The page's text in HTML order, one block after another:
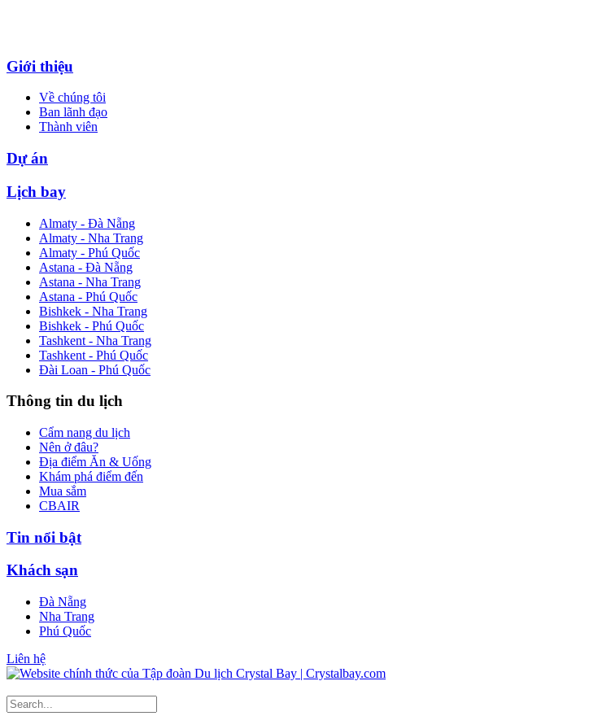
Giới thiệu
Về chúng tôi
Ban lãnh đạo
Thành viên
Dự án
Lịch bay
Almaty - Đà Nẵng
Almaty - Nha Trang
Almaty - Phú Quốc
Astana - Đà Nẵng
Astana - Nha Trang
Astana - Phú Quốc
Bishkek - Nha Trang
Bishkek - Phú Quốc
Tashkent - Nha Trang
Tashkent - Phú Quốc
Đài Loan - Phú Quốc
Thông tin du lịch
Cẩm nang du lịch
Nên ở đâu?
Địa điểm Ăn & Uống
Khám phá điểm đến
Mua sắm
CBAIR
Tin nổi bật
Khách sạn
Đà Nẵng
Nha Trang
Phú Quốc
Liên hệ